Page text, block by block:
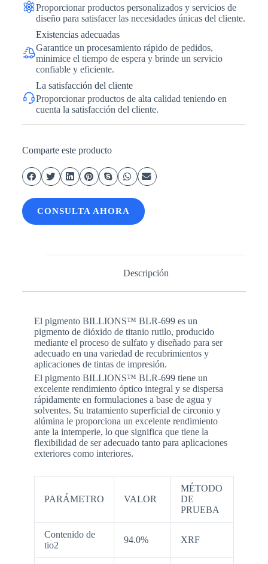
Proporcionar productos personalizados y servicios de
diseño para satisfacer las necesidades únicas del cliente.
Existencias adecuadas
Garantice un procesamiento rápido de pedidos,
minimice el tiempo de espera y brinde un servicio
confiable y eficiente.
La satisfacción del cliente
Proporcionar productos de alta calidad teniendo en
cuenta la satisfacción del cliente.
Comparte este producto
CONSULTA AHORA
Descripción
El pigmento BILLIONS™ BLR-699 es un
pigmento de dióxido de titanio rutilo, producido
mediante el proceso de sulfato y diseñado para ser
adecuado en una variedad de recubrimientos y
aplicaciones de tintas de impresión.
El pigmento BILLIONS™ BLR-699 tiene un
excelente rendimiento óptico integral y se dispersa
rápidamente en formulaciones a base de agua y
solventes. Su tratamiento superficial de circonio y
alúmina le proporciona un excelente rendimiento
ante la intemperie, lo que significa que tiene la
flexibilidad de ser adecuado tanto para aplicaciones
exteriores como interiores.
PARÁMETRO VALOR
MÉTODO
DE
PRUEBA
Contenido de
tio2
94.0% XRF